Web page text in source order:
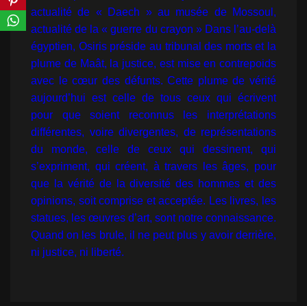
actualité de « Daech » au musée de Mossoul,
actualité de la « guerre du crayon » Dans l’au-delà
égyptien, Osiris préside au tribunal des morts et la
plume de Maât, la justice, est mise en contrepoids
avec le cœur des défunts. Cette plume de vérité
aujourd’hui est celle de tous ceux qui écrivent
pour que soient reconnus les interprétations
différentes, voire divergentes, de représentations
du monde, celle de ceux qui dessinent, qui
s’expriment, qui créent, à travers les âges, pour
que la vérité de la diversité des hommes et des
opinions, soit comprise et acceptée. Les livres, les
statues, les œuvres d’art, sont notre connaissance.
Quand on les brule, il ne peut plus y avoir derrière,
ni justice, ni liberté.